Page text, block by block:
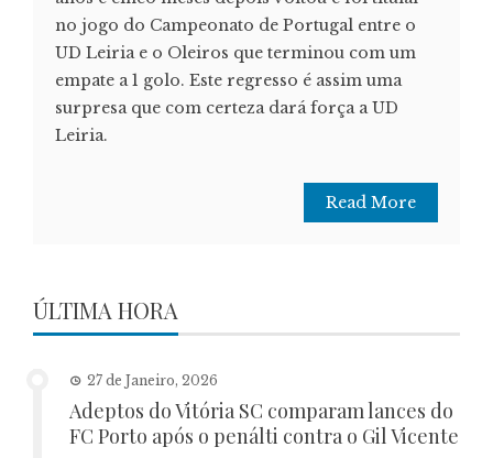
no jogo do Campeonato de Portugal entre o
UD Leiria e o Oleiros que terminou com um
empate a 1 golo. Este regresso é assim uma
surpresa que com certeza dará força a UD
Leiria.
Read More
ÚLTIMA HORA
27 de Janeiro, 2026
Adeptos do Vitória SC comparam lances do
FC Porto após o penálti contra o Gil Vicente